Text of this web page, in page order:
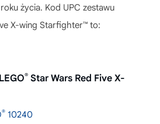
życia. Kod UPC zestawu
X-wing Starfighter™ to:
® Star Wars Red Five X-
® 10240